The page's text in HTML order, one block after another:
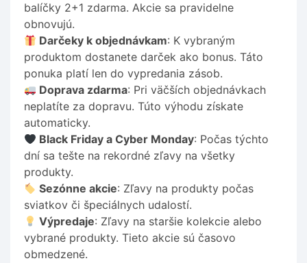
balíčky 2+1 zdarma. Akcie sa pravidelne
obnovujú.
Darčeky k objednávkam: K vybraným
produktom dostanete darček ako bonus. Táto
ponuka platí len do vypredania zásob.
Doprava zdarma: Pri väčších objednávkach
neplatíte za dopravu. Túto výhodu získate
automaticky.
Black Friday a Cyber Monday: Počas týchto
dní sa tešte na rekordné zľavy na všetky
produkty.
Sezónne akcie: Zľavy na produkty počas
sviatkov či špeciálnych udalostí.
Výpredaje: Zľavy na staršie kolekcie alebo
vybrané produkty. Tieto akcie sú časovo
obmedzené.